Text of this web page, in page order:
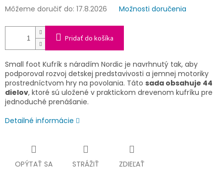
Môžeme doručiť do: 17.8.2026 Možnosti doručenia
Pridať do košíka
Small foot Kufrík s náradím Nordic je navrhnutý tak, aby
podporoval rozvoj detskej predstavivosti a jemnej motoriky
prostredníctvom hry na povolania. Táto sada obsahuje 44
dielov, ktoré sú uložené v praktickom drevenom kufríku pre
jednoduché prenášanie.
Detailné informácie
OPÝTAŤ SA STRÁŽIŤ ZDIEĽAŤ